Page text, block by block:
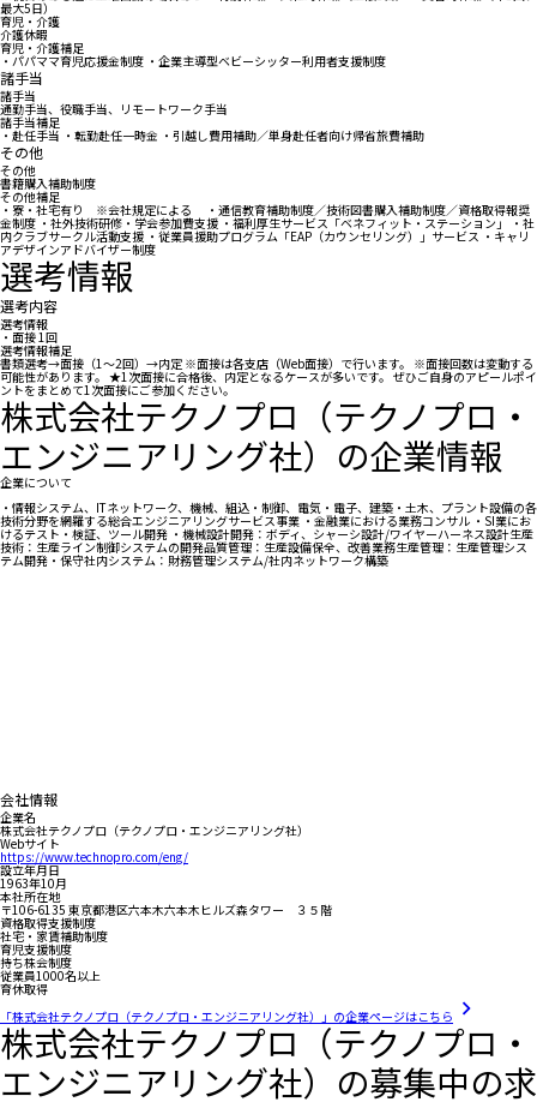
最大5日）
育児・介護
介護休暇
育児・介護補足
・パパママ育児応援金制度 ・企業主導型ベビーシッター利用者支援制度
諸手当
諸手当
通勤手当、役職手当、リモートワーク手当
諸手当補足
・赴任手当 ・転勤赴任一時金 ・引越し費用補助／単身赴任者向け帰省旅費補助
その他
その他
書籍購入補助制度
その他補足
・寮・社宅有り ※会社規定による ・通信教育補助制度／技術図書購入補助制度／資格取得報奨
金制度 ・社外技術研修・学会参加費支援 ・福利厚生サービス「ベネフィット・ステーション」 ・社
内クラブサークル活動支援 ・従業員援助プログラム「EAP（カウンセリング）」サービス ・キャリ
アデザインアドバイザー制度
選考情報
選考内容
選考情報
・面接 1回
選考情報補足
書類選考→面接（1～2回）→内定 ※面接は各支店（Web面接）で行います。 ※面接回数は変動する
可能性があります。 ★1次面接に合格後、内定となるケースが多いです。 ぜひご自身のアピールポイ
ントをまとめて1次面接にご参加ください。
株式会社テクノプロ（テクノプロ・
エンジニアリング社）の企業情報
企業について
・情報システム、ITネットワーク、機械、組込・制御、電気・電子、建築・土木、プラント設備の各
技術分野を網羅する総合エンジニアリングサービス事業 ・金融業における業務コンサル ・SI業にお
けるテスト・検証、ツール開発 ・機械設計開発：ボディ、シャーシ設計/ワイヤーハーネス設計生産
技術：生産ライン制御システムの開発品質管理：生産設備保全、改善業務生産管理：生産管理シス
テム開発・保守社内システム：財務管理システム/社内ネットワーク構築
会社情報
企業名
株式会社テクノプロ（テクノプロ・エンジニアリング社）
Webサイト
https://www.technopro.com/eng/
設立年月日
1963年10月
本社所在地
〒106-6135 東京都港区六本木六本木ヒルズ森タワー ３５階
資格取得支援制度
社宅・家賃補助制度
育児支援制度
持ち株会制度
従業員1000名以上
育休取得
「株式会社テクノプロ（テクノプロ・エンジニアリング社）」の企業ページはこちら
株式会社テクノプロ（テクノプロ・
エンジニアリング社）の募集中の求